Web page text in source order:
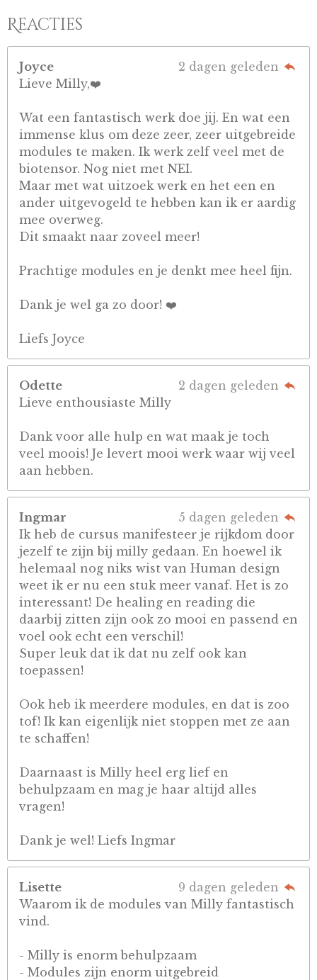
Reacties
Joyce
2 dagen geleden
Lieve Milly,❤️
Wat een fantastisch werk doe jij. En wat een
immense klus om deze zeer, zeer uitgebreide
modules te maken. Ik werk zelf veel met de
biotensor. Nog niet met NEI.
Maar met wat uitzoek werk en het een en
ander uitgevogeld te hebben kan ik er aardig
mee overweg.
Dit smaakt naar zoveel meer!
Prachtige modules en je denkt mee heel fijn.
Dank je wel ga zo door! ❤️
Liefs Joyce
Odette
2 dagen geleden
Lieve enthousiaste Milly
Dank voor alle hulp en wat maak je toch
veel moois! Je levert mooi werk waar wij veel
aan hebben.
Ingmar
5 dagen geleden
Ik heb de cursus manifesteer je rijkdom door
jezelf te zijn bij milly gedaan. En hoewel ik
helemaal nog niks wist van Human design
weet ik er nu een stuk meer vanaf. Het is zo
interessant! De healing en reading die
daarbij zitten zijn ook zo mooi en passend en
voel ook echt een verschil!
Super leuk dat ik dat nu zelf ook kan
toepassen!
Ook heb ik meerdere modules, en dat is zoo
tof! Ik kan eigenlijk niet stoppen met ze aan
te schaffen!
Daarnaast is Milly heel erg lief en
behulpzaam en mag je haar altijd alles
vragen!
Dank je wel! Liefs Ingmar
Lisette
9 dagen geleden
Waarom ik de modules van Milly fantastisch
vind.
- Milly is enorm behulpzaam
- Modules zijn enorm uitgebreid